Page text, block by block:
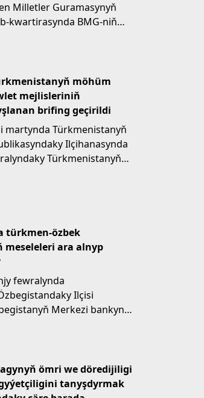
Milletler Guramasynyň
kwartirasynda BMG-niň
möhüm
mejlisleriniň
brifing geçirildi
martynda Türkmenistanyň
Ilçihanasynda
Türkmenistanyň
türkmen-özbek
ara alnyp
fewralynda
Ilçisi
Merkezi bankynyň
ömri we döredijiligi
tanyşdyrmak